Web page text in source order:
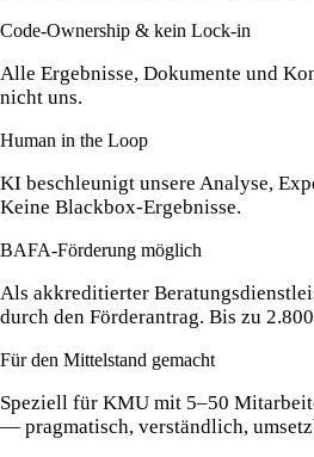
Code-Ownership & kein Lock-in
Alle Ergebnisse, Dokumente und
nicht uns.
Human in the Loop
KI beschleunigt unsere Analyse,
Keine Blackbox-Ergebnisse.
BAFA-Förderung möglich
Als akkreditierter
durch den Förderantrag. Bis zu
Für den Mittelstand gemacht
Speziell für KMU mit 5–50
— pragmatisch, verständlich,